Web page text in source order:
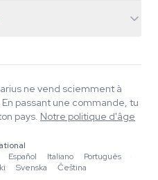
ne vend sciemment à
passant une commande, tu
pays. Notre politique d'âge
·Español ·Italiano ·Português
·
·Svenska ·Čeština